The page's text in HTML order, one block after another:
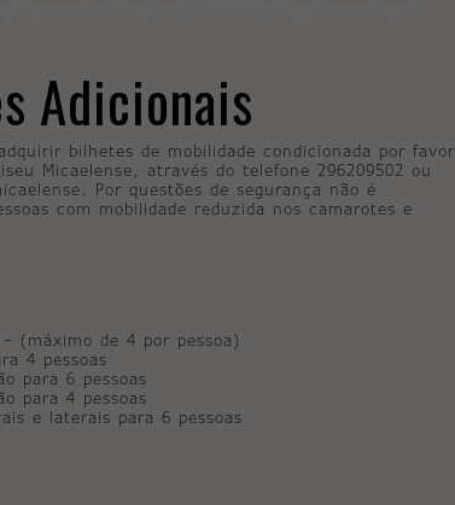
Adicionais
bilhetes de mobilidade condicionada por favor
Micaelense, através do telefone 296209502 ou
Por questões de segurança não é
com mobilidade reduzida nos camarotes e
(máximo de 4 por pessoa)
4 pessoas
para 6 pessoas
para 4 pessoas
e laterais para 6 pessoas